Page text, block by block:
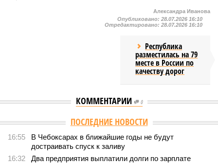
Александра Иванова
Опубликовано: 28.07.2026 16:10
Отредактировано: 28.07.2026 16:10
Республика
разместилась на 79
месте в России по
качеству дорог
КОММЕНТАРИИ 0
ПОСЛЕДНИЕ НОВОСТИ
16:55
В Чебоксарах в ближайшие годы не будут
достраивать спуск к заливу
16:32
Два предприятия выплатили долги по зарплате